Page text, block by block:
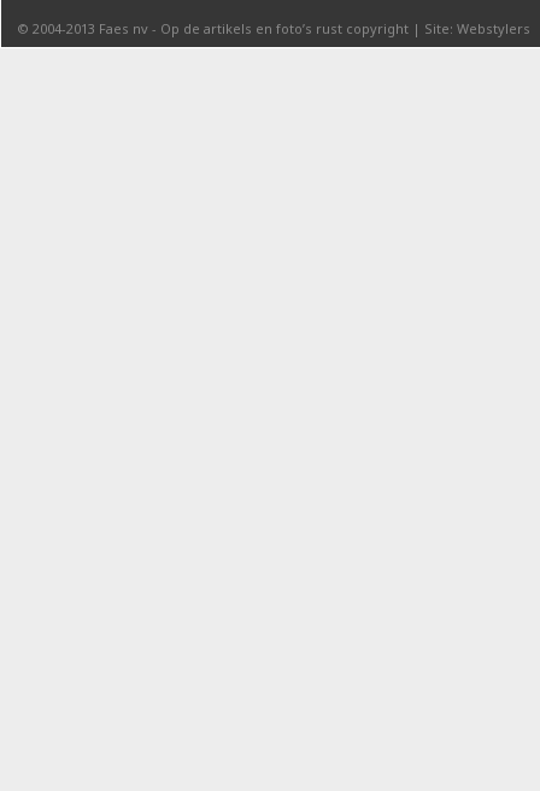
© 2004-2013 Faes nv - Op de artikels en foto’s rust copyright | Site: Webstylers